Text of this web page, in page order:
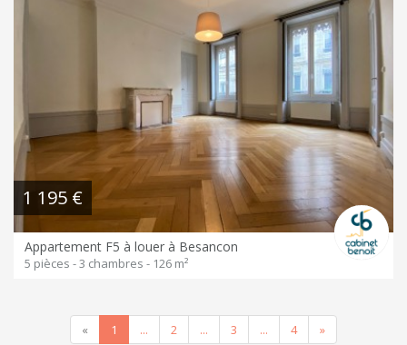
1 195 €
Appartement F5 à louer à Besancon
5 pièces - 3 chambres - 126 m²
« Previous
1 (current)
... 2 ... 3 ... 4 »Next